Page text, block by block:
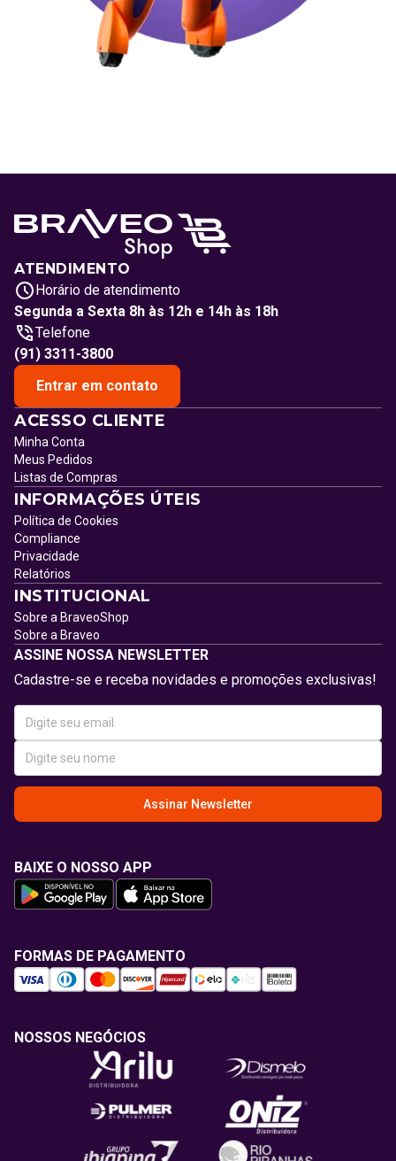
ATENDIMENTO
Horário de atendimento
Segunda a Sexta 8h às 12h e 14h às 18h
Telefone
(91) 3311-3800
Entrar em contato
ACESSO CLIENTE
Minha Conta
Meus Pedidos
Listas de Compras
INFORMAÇÕES ÚTEIS
Política de Cookies
Compliance
Privacidade
Relatórios
INSTITUCIONAL
Sobre a BraveoShop
Sobre a Braveo
ASSINE NOSSA NEWSLETTER
Cadastre-se e receba novidades e promoções exclusivas!
Assinar Newsletter
BAIXE O NOSSO APP
FORMAS DE PAGAMENTO
NOSSOS NEGÓCIOS